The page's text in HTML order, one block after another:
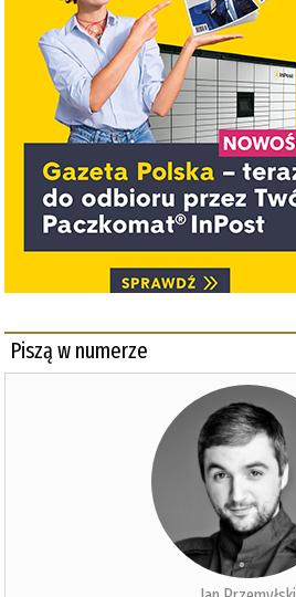
Piszą w numerze